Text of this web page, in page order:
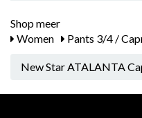
Shop meer
Women
Pants 3/4 /
New Star ATALANTA